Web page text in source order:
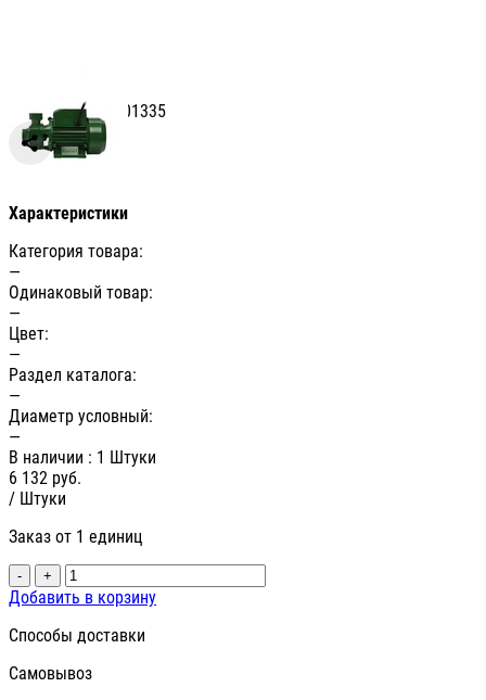
Артикул: УТ-00001335
Характеристики
Категория товара:
—
Одинаковый товар:
—
Цвет:
—
Раздел каталога:
—
Диаметр условный:
—
В наличии : 1 Штуки
6 132 руб.
/ Штуки
Заказ от 1 единиц
- +
Добавить в корзину
Способы доставки
Самовывоз